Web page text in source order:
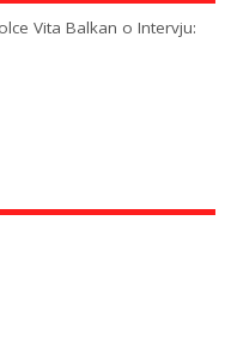
Vita Balkan oIntervju: